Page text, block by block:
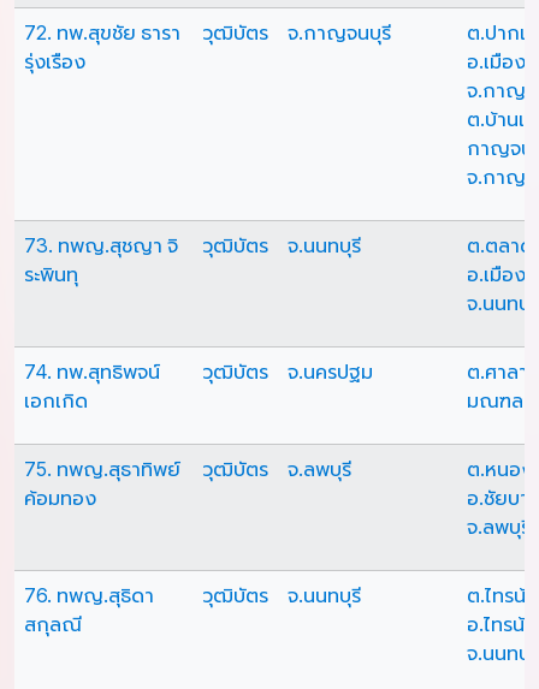
72. ทพ.สุขชัย ธารา
รุ่งเรือง
วุฒิบัตร จ.กาญจนบุรี
ต.ปากแ
อ.เมือง
จ.กาญจ
ต.บ้านเ
กาญจน
จ.กาญจ
73. ทพญ.สุชญา จิ
ระพินทุ
วุฒิบัตร จ.นนทบุรี
ต.ตลา
อ.เมือง
จ.นนทบุรี
74. ทพ.สุทธิพจน์
เอกเกิด
วุฒิบัตร จ.นครปฐม
ต.ศาลา
มณฑล
75. ทพญ.สุธาทิพย์
ค้อมทอง
วุฒิบัตร จ.ลพบุรี
ต.หนอ
อ.ชัยบา
จ.ลพบุรี
76. ทพญ.สุธิดา
สกุลณี
วุฒิบัตร จ.นนทบุรี
ต.ไทรน้
อ.ไทรน้
จ.นนทบุรี